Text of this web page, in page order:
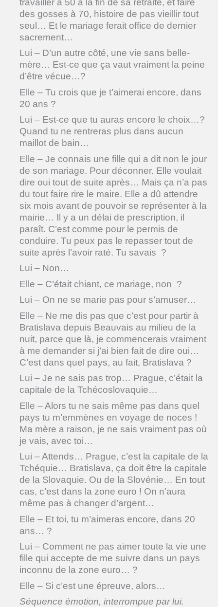
des gosses à 70, histoire de pas vieillir tout
seul… Et le mariage ferait office de dernier
sacrement…
Lui – D’un autre côté, une vie sans belle-
mère… Est-ce que ça vaut vraiment la peine
d’être vécue…?
Elle – Tu crois que je t’aimerai encore, dans
20 ans ?
Lui – Est-ce que tu auras encore le choix…?
Quand tu ne rentreras plus dans aucun
maillot de bain…
Elle – Je connais une fille qui a dit non le jour
de son mariage. Pour déconner. Elle voulait
dire oui tout de suite après… Mais ça n’a pas
du tout faire rire le maire. Elle a dû attendre
six mois avant de pouvoir se représenter à la
mairie… Il y a un délai de prescription, il
paraît. C’est comme pour le permis de
conduire. Tu peux pas le repasser tout de
suite après l’avoir raté. Tu savais ?
Lui – Non…
Elle – C’était chiant, ce mariage, non ?
Lui – On ne se marie pas pour s’amuser…
Elle – Ne me dis pas que c’est pour partir à
Bratislava depuis Beauvais au milieu de la
nuit, parce que là, je commencerais vraiment
à me demander si j’ai bien fait de dire oui…
C’est dans quel pays, au fait, Bratislava ?
Lui – Je ne sais pas trop… Prague, c’était la
capitale de la Tchécoslovaquie…
Elle – Alors tu ne sais même pas dans quel
pays tu m’emmènes en voyage de noces !
Ma mère a raison, je ne sais vraiment pas où
je vais, avec toi…
Lui – Attends… Prague, c’est la capitale de la
Tchéquie… Bratislava, ça doit être la capitale
de la Slovaquie. Ou de la Slovénie… En tout
cas, c’est dans la zone euro ! On n’aura
même pas à changer d’argent…
Elle – Et toi, tu m’aimeras encore, dans 20
ans… ?
Lui – Comment ne pas aimer toute la vie une
fille qui accepte de me suivre dans un pays
inconnu de la zone euro… ?
Elle – Si c’est une épreuve, alors…
Séquence émotion, interrompue par lui.